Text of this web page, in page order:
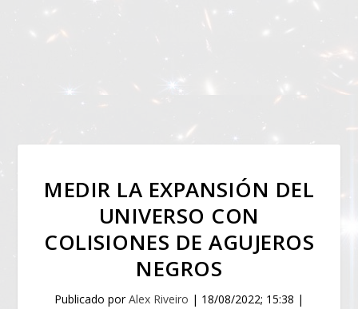
MEDIR LA EXPANSIÓN DEL
UNIVERSO CON
COLISIONES DE AGUJEROS
NEGROS
Publicado porAlex Riveiro | 18/08/2022; 15:38 |